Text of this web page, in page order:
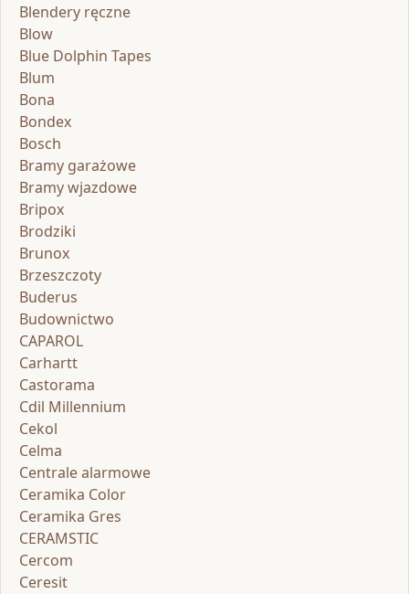
Blendery ręczne
Blow
Blue Dolphin Tapes
Blum
Bona
Bondex
Bosch
Bramy garażowe
Bramy wjazdowe
Bripox
Brodziki
Brunox
Brzeszczoty
Buderus
Budownictwo
CAPAROL
Carhartt
Castorama
Cdil Millennium
Cekol
Celma
Centrale alarmowe
Ceramika Color
Ceramika Gres
CERAMSTIC
Cercom
Ceresit